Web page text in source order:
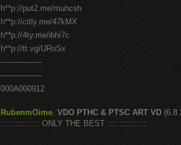
h**p://put2.me/muhcsh
h**p://citly.me/47kMX
h**p://4ty.me/ibhi7c
h**p://tt.vg/URoSx
-----------------
-----------------
000A000912
RubenmOime, VDO PTHC & PTSC ART VD
:::::::::::::::: ONLY THE BEST ::::::::::::::::